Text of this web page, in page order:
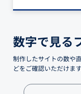
数字で見る
制作したサイトの数や
どをご確認いただけます